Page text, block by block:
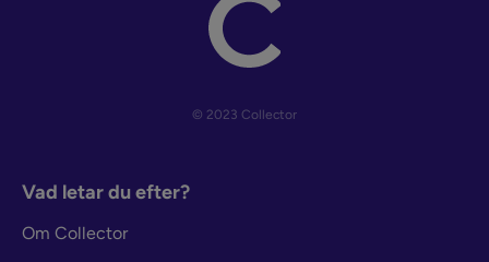
© 2023 Collector
Vad letar du efter?
Om Collector